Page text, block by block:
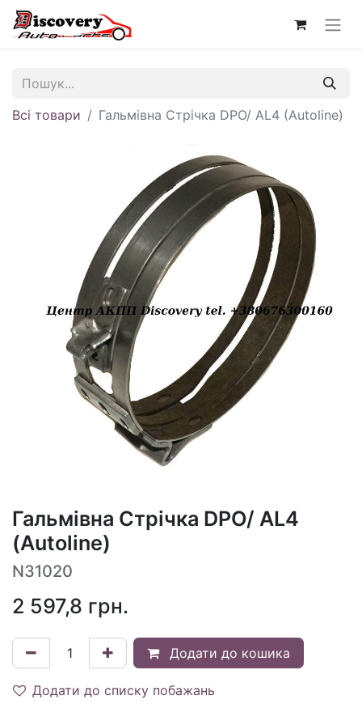
Всі товари Гальмівна Стрічка DPO/ AL4 (Autoline)
Гальмівна Стрічка DPO/ AL4
(Autoline)
N31020
2 597,8 грн.
Додати до кошика
Додати до списку побажань